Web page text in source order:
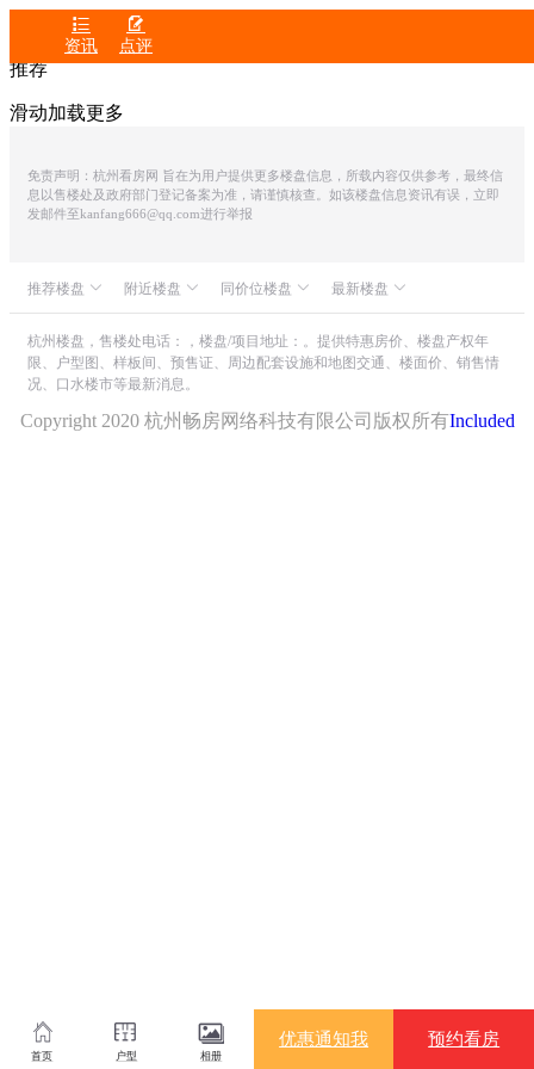

资讯

点评
推荐
滑动加载更多
免责声明：杭州看房网 旨在为用户提供更多楼盘信息，所载内容仅供参考，最终信
息以售楼处及政府部门登记备案为准，请谨慎核查。如该楼盘信息资讯有误，立即
发邮件至kanfang666@qq.com进行举报
推荐楼盘 附近楼盘 同价位楼盘 最新楼盘
众安IOC潮悦公馆 中融蓝城CoC理想城
世茂同人山庄
朗诗溪涧雅庐
上坤山语四季
众安理想湾
绿城月依星河轩
东厦东港花苑
缤曜金汇府
湖颂丹青府
滨江建杭・听荷芳翠府
城发云锦城
滨润锦翠城
山水颐萃别院
绿城・湖栖云庐
滨运映翠湾
杭州楼盘，售楼处电话：，楼盘/项目地址：。提供特惠房价、楼盘产权年
限、户型图、样板间、预售证、周边配套设施和地图交通、楼面价、销售情
况、口水楼市等最新消息。
Copyright 2020 杭州畅房网络科技有限公司版权所有Included
首页 户型 相册
优惠通知我 预约看房